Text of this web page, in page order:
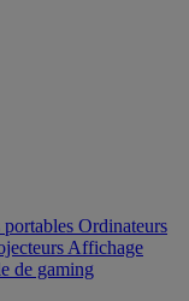
Ordinateurs
Affichage
de gaming